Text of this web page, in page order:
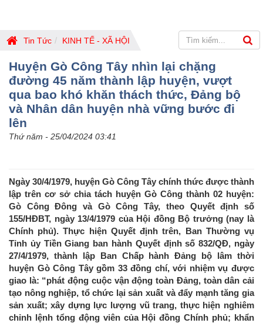
Tin Tức KINH TẾ - XÃ HỘI
Huyện Gò Công Tây nhìn lại chặng
đường 45 năm thành lập huyện, vượt
qua bao khó khăn thách thức, Đảng bộ
và Nhân dân huyện nhà vững bước đi
lên
Thứ năm - 25/04/2024 03:41
Ngày 30/4/1979, huyện Gò Công Tây chính thức được thành
lập trên cơ sở chia tách huyện Gò Công thành 02 huyện:
Gò Công Đông và Gò Công Tây, theo Quyết định số
155/HĐBT, ngày 13/4/1979 của Hội đồng Bộ trưởng (nay là
Chính phủ). Thực hiện Quyết định trên, Ban Thường vụ
Tỉnh ủy Tiền Giang ban hành Quyết định số 832/QĐ, ngày
27/4/1979, thành lập Ban Chấp hành Đảng bộ lâm thời
huyện Gò Công Tây gồm 33 đồng chí, với nhiệm vụ được
giao là: “phát động cuộc vận động toàn Đảng, toàn dân cải
tạo nông nghiệp, tổ chức lại sản xuất và đẩy mạnh tăng gia
sản xuất; xây dựng lực lượng vũ trang, thực hiện nghiêm
chỉnh lệnh tổng động viên của Hội đồng Chính phủ; khẩn